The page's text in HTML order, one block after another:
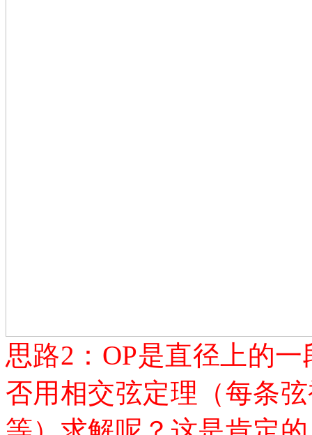
思路2：OP是直径上的
否用相交弦定理（每条